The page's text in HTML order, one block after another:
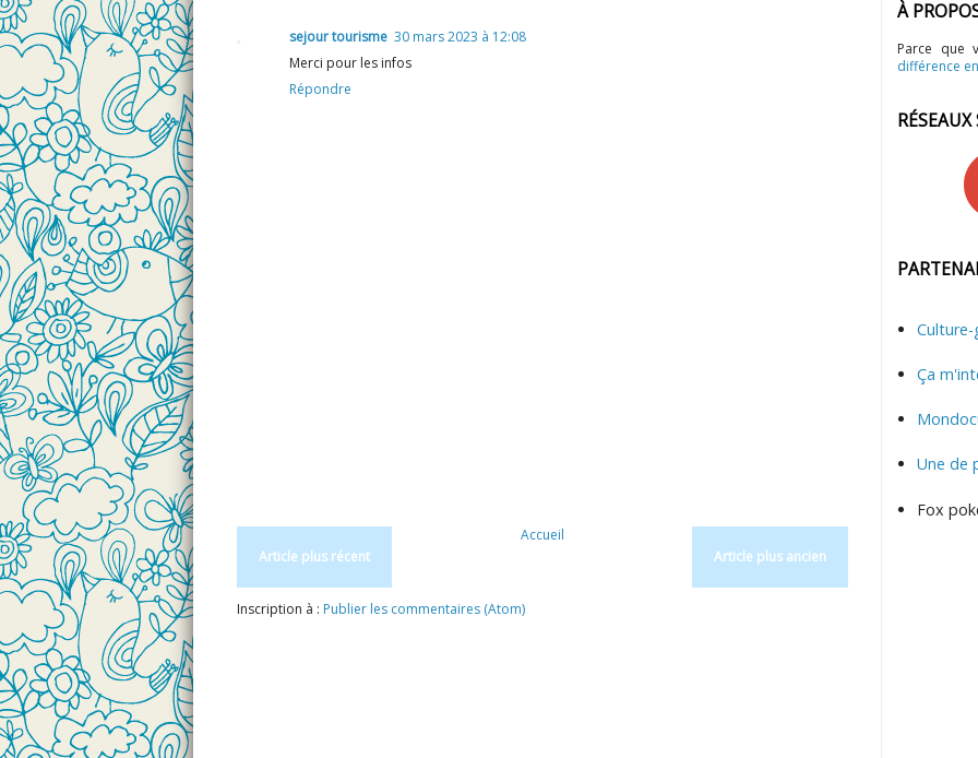
sejour tourisme 30 mars 2023 à 12:08
Merci pour les infos
Répondre
Article plus récent Article plus ancien
Accueil
Inscription à : Publier les commentaires (Atom)
À
Parce que
différence
Ça
Une de
Fox